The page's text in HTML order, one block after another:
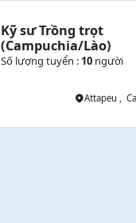
Kỹ sư Trồng trọt
(Campuchia/Lào)
Số lượng tuyển : 10người
Attapeu ,